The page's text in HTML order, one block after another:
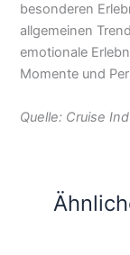
besonderen
allgemeinen
emotionale
Momente und
Quelle: Cruise